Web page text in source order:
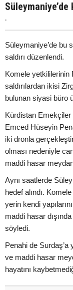
Süleymaniye’de
.
Süleymaniye’de bu
saldırı düzenlendi.
Komele yetkililerinin
saldırılardan ikisi
bulunan siyasi büro
Kürdistan Emekçiler
Emced Hüseyin
iki dronla
olması nedeniyle
maddi hasar
Aynı saatlerde
hedef alındı.
yerin kendi
maddi hasar
söyledi.
Penahi de Surdaş’a
ve maddi hasar
hayatını